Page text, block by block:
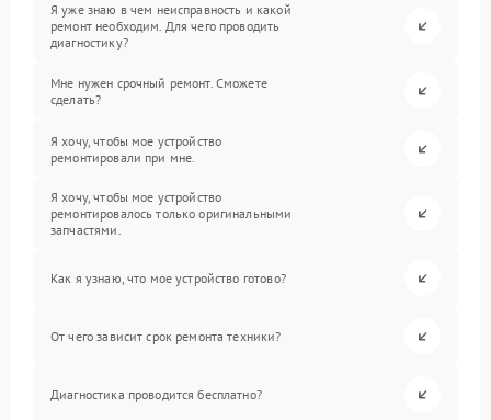
Я уже знаю в чем неисправность и какой
ремонт необходим. Для чего проводить
диагностику?
Мне нужен срочный ремонт. Сможете
сделать?
Я хочу, чтобы мое устройство
ремонтировали при мне.
Я хочу, чтобы мое устройство
ремонтировалось только оригинальными
запчастями.
Как я узнаю, что мое устройство готово?
От чего зависит срок ремонта техники?
Диагностика проводится бесплатно?